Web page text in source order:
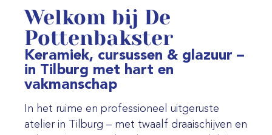
Welkom bij De
Pottenbakster
Keramiek, cursussen & glazuur –
in Tilburg met hart en
vakmanschap
In het ruime en professioneel uitgeruste
atelier in Tilburg – met twaalf draaischijven en